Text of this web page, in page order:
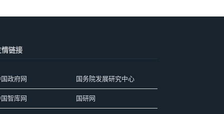
链接
政府网 国务院发展研究中心
智库网 国研网